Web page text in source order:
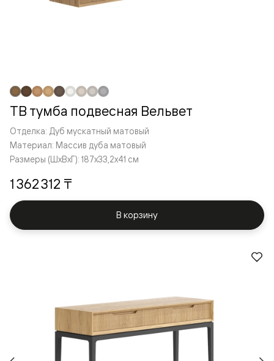
ТВ тумба подвесная Вельвет
Отделка: Дуб мускатный матовый
Материал: Массив дуба матовый
Размеры (ШxВxГ): 187x33,2x41 см
1 362 312 ₸
В корзину